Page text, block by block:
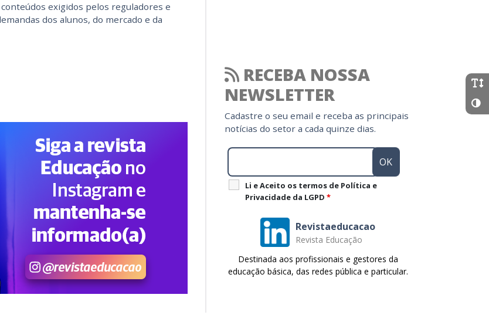
exigidos pelos reguladores e
dos alunos, do mercado e da
RECEBA NOSSA
NEWSLETTER
Cadastre o seu email e receba as principais
notícias do setor a cada quinze dias.
Li e Aceito os termos de Política e
Privacidade da LGPD *
Revistaeducacao
Revista Educação
Destinada aos profissionais e gestores da
educação básica, das redes pública e particular.